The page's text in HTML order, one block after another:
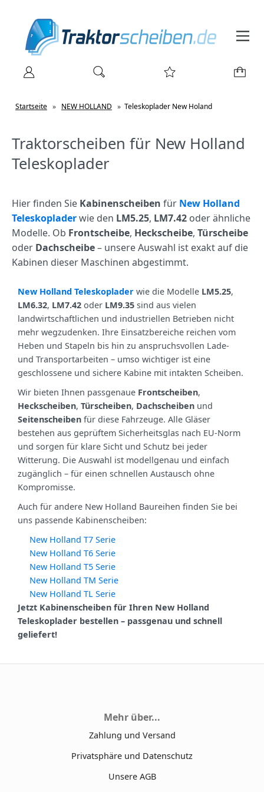
Startseite » NEW HOLLAND » Teleskoplader New Holand
Traktorscheiben für New Holland
Teleskoplader
Hier finden Sie Kabinenscheiben für New Holland
Teleskopladerwie den LM5.25, LM7.42 oder ähnliche
Modelle. Ob Frontscheibe, Heckscheibe, Türscheibe
oder Dachscheibe– unsere Auswahl ist exakt auf die
Kabinen dieser Maschinen abgestimmt.
New Holland Teleskoplader wie die Modelle LM5.25,
LM6.32, LM7.42 oder LM9.35 sind aus vielen
landwirtschaftlichen und industriellen Betrieben nicht
mehr wegzudenken. Ihre Einsatzbereiche reichen vom
Heben und Stapeln bis hin zu anspruchsvollen Lade-
und Transportarbeiten – umso wichtiger ist eine
geschlossene und sichere Kabine mit intakten Scheiben.
Wir bieten Ihnen passgenaue Frontscheiben,
Heckscheiben, Türscheiben, Dachscheiben und
Seitenscheiben für diese Fahrzeuge. Alle Gläser
bestehen aus geprüftem Sicherheitsglas nach EU-Norm
und sorgen für klare Sicht und Schutz bei jeder
Witterung. Die Auswahl ist modellgenau und einfach
zugänglich – für einen schnellen Austausch ohne
Kompromisse.
Auch für andere New Holland Baureihen finden Sie bei
uns passende Kabinenscheiben:
New Holland T7 Serie
New Holland T6 Serie
New Holland T5 Serie
New Holland TM Serie
New Holland TL Serie
Jetzt Kabinenscheiben für Ihren New Holland
Teleskoplader bestellen – passgenau und schnell
geliefert!
Mehr über...
Zahlung und Versand
Privatsphäre und Datenschutz
Unsere AGB